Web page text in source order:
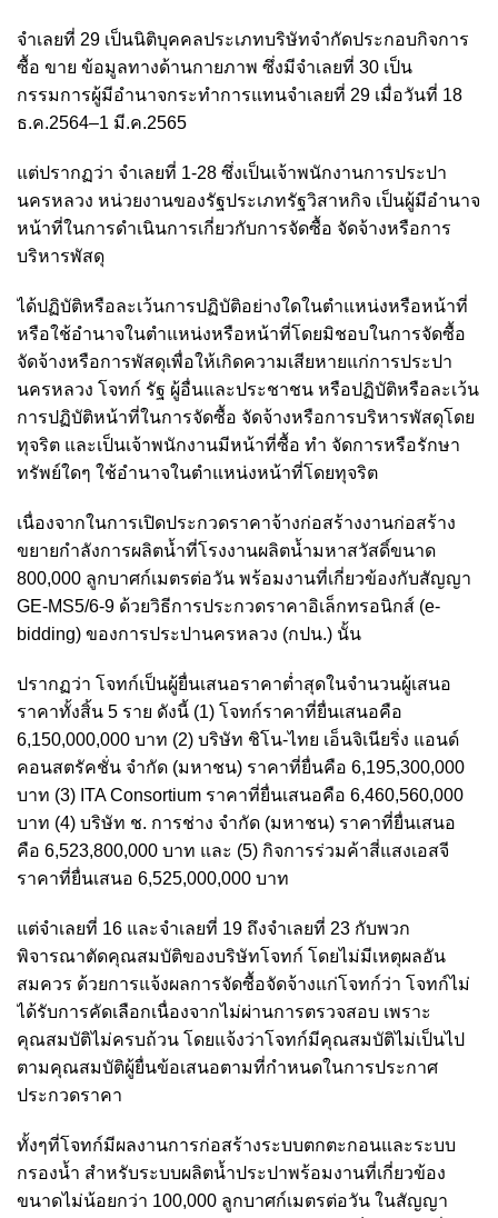
จำเลยที่ 29 เป็นนิติบุคคลประเภทบริษัทจำกัดประกอบกิจการ
ซื้อ ขาย ข้อมูลทางด้านกายภาพ ซึ่งมีจำเลยที่ 30 เป็น
กรรมการผู้มีอำนาจกระทำการแทนจำเลยที่ 29 เมื่อวันที่ 18
ธ.ค.2564–1 มี.ค.2565
แต่ปรากฏว่า จำเลยที่ 1-28 ซึ่งเป็นเจ้าพนักงานการประปา
นครหลวง หน่วยงานของรัฐประเภทรัฐวิสาหกิจ เป็นผู้มีอำนาจ
หน้าที่ในการดำเนินการเกี่ยวกับการจัดซื้อ จัดจ้างหรือการ
บริหารพัสดุ
ได้ปฏิบัติหรือละเว้นการปฏิบัติอย่างใดในตำแหน่งหรือหน้าที่
หรือใช้อำนาจในตำแหน่งหรือหน้าที่โดยมิชอบในการจัดซื้อ
จัดจ้างหรือการพัสดุเพื่อให้เกิดความเสียหายแก่การประปา
นครหลวง โจทก์ รัฐ ผู้อื่นและประชาชน หรือปฏิบัติหรือละเว้น
การปฏิบัติหน้าที่ในการจัดซื้อ จัดจ้างหรือการบริหารพัสดุโดย
ทุจริต และเป็นเจ้าพนักงานมีหน้าที่ซื้อ ทำ จัดการหรือรักษา
ทรัพย์ใดๆ ใช้อำนาจในตำแหน่งหน้าที่โดยทุจริต
เนื่องจากในการเปิดประกวดราคาจ้างก่อสร้างงานก่อสร้าง
ขยายกำลังการผลิตน้ำที่โรงงานผลิตน้ำมหาสวัสดิ์ขนาด
800,000 ลูกบาศก์เมตรต่อวัน พร้อมงานที่เกี่ยวข้องกับสัญญา
GE-MS5/6-9 ด้วยวิธีการประกวดราคาอิเล็กทรอนิกส์ (e-
bidding) ของการประปานครหลวง (กปน.) นั้น
ปรากฏว่า โจทก์เป็นผู้ยื่นเสนอราคาต่ำสุดในจำนวนผู้เสนอ
ราคาทั้งสิ้น 5 ราย ดังนี้ (1) โจทก์ราคาที่ยื่นเสนอคือ
6,150,000,000 บาท (2) บริษัท ชิโน-ไทย เอ็นจิเนียริ่ง แอนด์
คอนสตรัคชั่น จำกัด (มหาชน) ราคาที่ยื่นคือ 6,195,300,000
บาท (3) ITA Consortium ราคาที่ยื่นเสนอคือ 6,460,560,000
บาท (4) บริษัท ช. การช่าง จำกัด (มหาชน) ราคาที่ยื่นเสนอ
คือ 6,523,800,000 บาท และ (5) กิจการร่วมค้าสี่แสงเอสจี
ราคาที่ยื่นเสนอ 6,525,000,000 บาท
แต่จำเลยที่ 16 และจำเลยที่ 19 ถึงจำเลยที่ 23 กับพวก
พิจารณาตัดคุณสมบัติของบริษัทโจทก์ โดยไม่มีเหตุผลอัน
สมควร ด้วยการแจ้งผลการจัดซื้อจัดจ้างแก่โจทก์ว่า โจทก์ไม่
ได้รับการคัดเลือกเนื่องจากไม่ผ่านการตรวจสอบ เพราะ
คุณสมบัติไม่ครบถ้วน โดยแจ้งว่าโจทก์มีคุณสมบัติไม่เป็นไป
ตามคุณสมบัติผู้ยื่นข้อเสนอตามที่กำหนดในการประกาศ
ประกวดราคา
ทั้งๆที่โจทก์มีผลงานการก่อสร้างระบบตกตะกอนและระบบ
กรองน้ำ สำหรับระบบผลิตน้ำประปาพร้อมงานที่เกี่ยวข้อง
ขนาดไม่น้อยกว่า 100,000 ลูกบาศก์เมตรต่อวัน ในสัญญา